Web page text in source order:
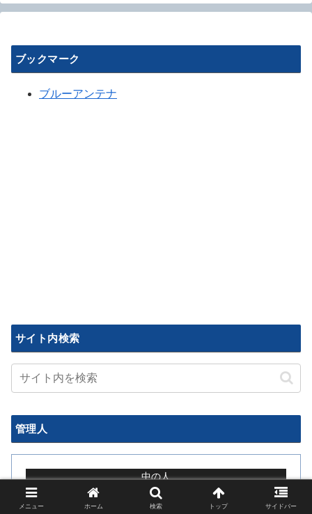
ブックマーク
ブルーアンテナ
サイト内検索
管理人
中の人
メニュー ホーム 検索 トップ サイドバー